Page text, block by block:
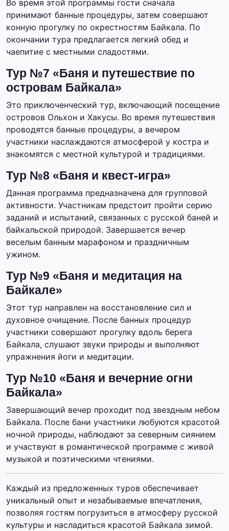
Во время этой программы гости сначала
принимают банные процедуры, затем совершают
конную прогулку по окрестностям Байкала. По
окончании тура предлагается легкий обед и
чаепитие с местными сладостями.
Тур №7 «Баня и путешествие по
островам Байкала»
Это приключенческий тур, включающий посещение
островов Ольхон и Хакусы. Во время путешествия
проводятся банные процедуры, а вечером
участники наслаждаются атмосферой у костра и
знакомятся с местной культурой и традициями.
Тур №8 «Баня и квест-игра»
Данная программа предназначена для групповой
активности. Участникам предстоит пройти серию
заданий и испытаний, связанных с русской баней и
байкальской природой. Завершается вечер
веселым банным марафоном и праздничным
ужином.
Тур №9 «Баня и медитация на
Байкале»
Этот тур направлен на восстановление сил и
духовное очищение. После банных процедур
участники совершают прогулку вдоль берега
Байкала, слушают звуки природы и выполняют
упражнения йоги и медитации.
Тур №10 «Баня и вечерние огни
Байкала»
Завершающий вечер проходит под звездным небом
Байкала. После бани участники любуются красотой
ночной природы, наблюдают за северным сиянием
и участвуют в романтической программе с живой
музыкой и поэтическими чтениями.
Каждый из предложенных туров обеспечивает
уникальный опыт и незабываемые впечатления,
позволяя гостям погрузиться в атмосферу русской
культуры и насладиться красотой Байкала зимой.